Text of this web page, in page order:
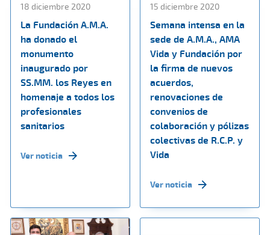
18 diciembre 2020
La Fundación A.M.A.
ha donado el
monumento
inaugurado por
SS.MM. los Reyes en
homenaje a todos los
profesionales
sanitarios
Ver noticia
15 diciembre 2020
Semana intensa en la
sede de A.M.A., AMA
Vida y Fundación por
la firma de nuevos
acuerdos,
renovaciones de
convenios de
colaboración y pólizas
colectivas de R.C.P. y
Vida
Ver noticia